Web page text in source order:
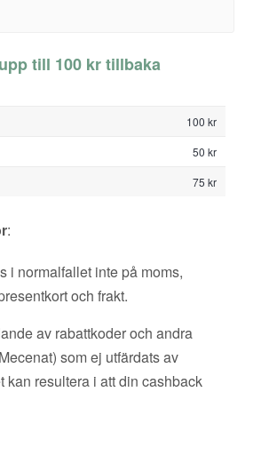
till 100 kr tillbaka
100 kr
50 kr
75 kr
:
i normalfallet inte på moms,
och frakt.
av rabattkoder och andra
som ej utfärdats av
kan resultera i att din cashback